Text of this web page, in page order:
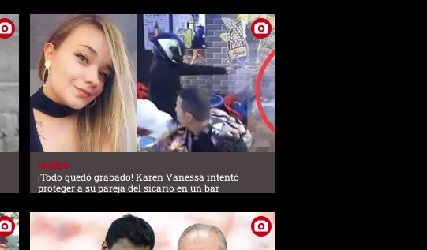
MUNDO
¡Todo quedó grabado! Karen Vanessa intentó
proteger a su pareja del sicario en un bar